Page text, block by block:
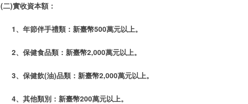
(二)實收資本額：
1、年節伴手禮類：新臺幣500萬元以上。
2、保健食品類：新臺幣2,000萬元以上。
3、保健飲(油)品類：新臺幣2,000萬元以上。
4、其他類別：新臺幣200萬元以上。